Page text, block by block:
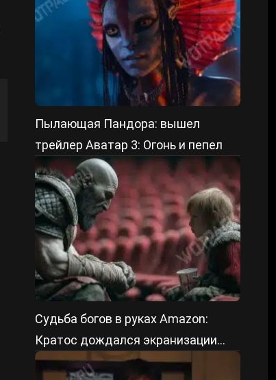
Пылающая Пандора: вышел
трейлер Аватар 3: Огонь и пепел
Судьба богов в руках Amazon:
Кратос дождался экранизации
сериала по God of War